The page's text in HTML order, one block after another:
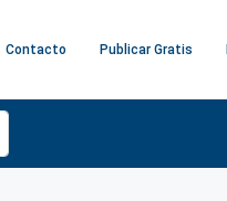
Contacto Publicar Gratis